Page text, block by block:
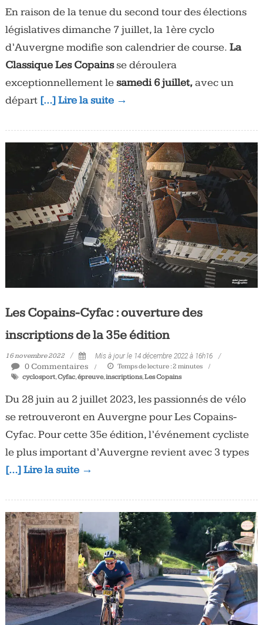
En raison de la tenue du second tour des élections
législatives dimanche 7 juillet, la 1ère cyclo
d’Auvergne modifie son calendrier de course. La
Classique Les Copainsse déroulera
exceptionnellement lesamedi 6 juillet, avec un
départ […] Lire la suite →
Les Copains-Cyfac : ouverture des
inscriptions de la 35e édition
16 novembre 2022 Mis à jour le 14 décembre 2022 à 16h16
0 Commentaires Temps de lecture :2 minutes
cyclosport,Cyfac,épreuve,inscriptions,Les Copains
Du 28 juin au 2 juillet 2023, les passionnés de vélo
se retrouveront en Auvergne pour Les Copains-
Cyfac. Pour cette 35e édition, l’événement cycliste
le plus important d’Auvergne revient avec 3 types
[…] Lire la suite →